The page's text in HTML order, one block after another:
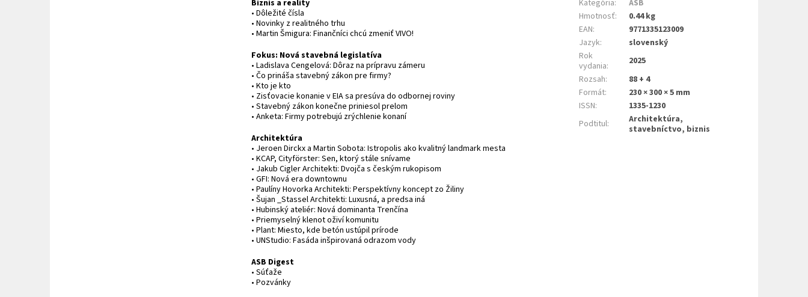
Biznis a reality
• Dôležité čísla
• Novinky z realitného trhu
• Martin Šmigura: Finančníci chcú zmeniť VIVO!
Fokus: Nová stavebná legislatíva
• Ladislava Cengelová: Dôraz na prípravu zámeru
• Čo prináša stavebný zákon pre firmy?
• Kto je kto
• Zisťovacie konanie v EIA sa presúva do odbornej roviny
• Stavebný zákon konečne priniesol prelom
• Anketa: Firmy potrebujú zrýchlenie konaní
Architektúra
• Jeroen Dirckx a Martin Sobota: Istropolis ako kvalitný landmark mesta
• KCAP, Cityförster: Sen, ktorý stále snívame
• Jakub Cigler Architekti: Dvojča s českým rukopisom
• GFI: Nová era downtownu
• Paulíny Hovorka Architekti: Perspektívny koncept zo Žiliny
• Šujan _Stassel Architekti: Luxusná, a predsa iná
• Hubinský ateliér: Nová dominanta Trenčína
• Priemyselný klenot oživí komunitu
• Plant: Miesto, kde betón ustúpil prírode
• UNStudio: Fasáda inšpirovaná odrazom vody
ASB Digest
• Súťaže
• Pozvánky
Kategória:
ASB
Hmotnosť:
0.44 kg
EAN:
9771335123009
Jazyk:
slovenský
Rok
vydania:
2025
Rozsah:
88 + 4
Formát:
230 × 300 × 5 mm
ISSN:
1335-1230
Podtitul:
Architektúra,
stavebníctvo, biznis